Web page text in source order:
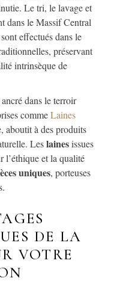
Le tri, le lavage et
dans le Massif Central
effectués dans le
préservant
intrinsèque de
dans le terroir
commeLaines
aboutit à des produits
Leslainesissues
l’éthique et la qualité
uniques, porteuses
DE LA
VOTRE